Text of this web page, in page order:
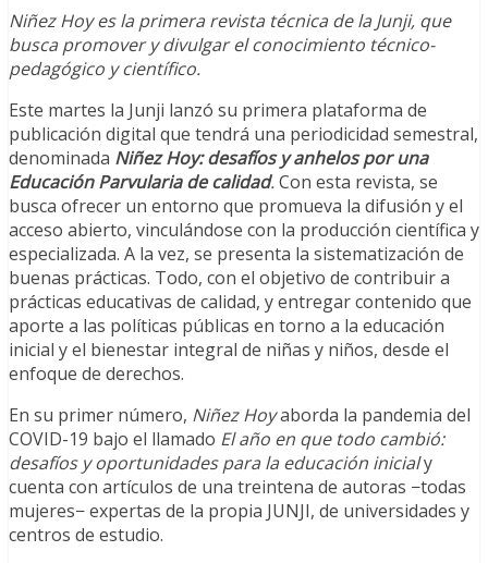
Niñez Hoy es la primera revista técnica de la Junji, que
busca promover y divulgar el conocimiento técnico-
pedagógico y científico.
Este martes la Junji lanzó su primera plataforma de
publicación digital que tendrá una periodicidad semestral,
denominada Niñez Hoy: desafíos y anhelos por una
Educación Parvularia de calidad.Con esta revista, se
busca ofrecer un entorno que promueva la difusión y el
acceso abierto, vinculándose con la producción científica y
especializada. A la vez, se presenta la sistematización de
buenas prácticas. Todo, con el objetivo de contribuir a
prácticas educativas de calidad, y entregar contenido que
aporte a las políticas públicas en torno a la educación
inicial y el bienestar integral de niñas y niños, desde el
enfoque de derechos.
En su primer número, Niñez Hoyaborda la pandemia del
COVID-19 bajo el llamado El año en que todo cambió:
desafíos y oportunidades para la educación inicialy
cuenta con artículos de una treintena de autoras −todas
mujeres− expertas de la propia JUNJI, de universidades y
centros de estudio.